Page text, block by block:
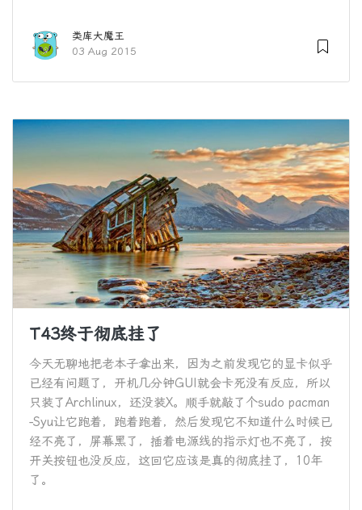
类库大魔王
03 Aug 2015
T43终于彻底挂了
今天无聊地把老本子拿出来，因为之前发现它的显卡似乎
已经有问题了，开机几分钟GUI就会卡死没有反应，所以
只装了Archlinux，还没装X。顺手就敲了个sudo pacman
-Syu让它跑着，跑着跑着，然后发现它不知道什么时候已
经不亮了，屏幕黑了，插着电源线的指示灯也不亮了，按
开关按钮也没反应，这回它应该是真的彻底挂了，10年
了。